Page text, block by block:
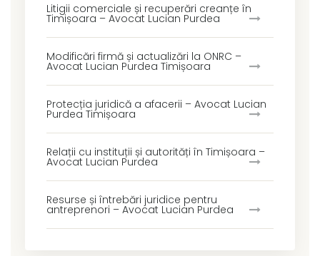
Litigii comerciale și recuperări creanțe în
Timișoara – Avocat Lucian Purdea
Modificări firmă și actualizări la ONRC –
Avocat Lucian Purdea Timișoara
Protecția juridică a afacerii – Avocat Lucian
Purdea Timișoara
Relații cu instituții și autorități în Timișoara –
Avocat Lucian Purdea
Resurse și întrebări juridice pentru
antreprenori – Avocat Lucian Purdea